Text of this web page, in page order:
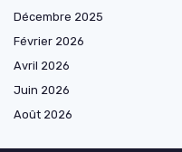
Décembre 2025
Février 2026
Avril 2026
Juin 2026
Août 2026